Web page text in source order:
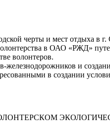
черты и мест отдыха в
в ОАО «РЖД»
волонтеров.
железнодорожников и
в создании